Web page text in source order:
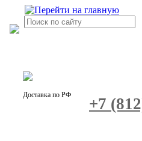
Доставка по РФ +7